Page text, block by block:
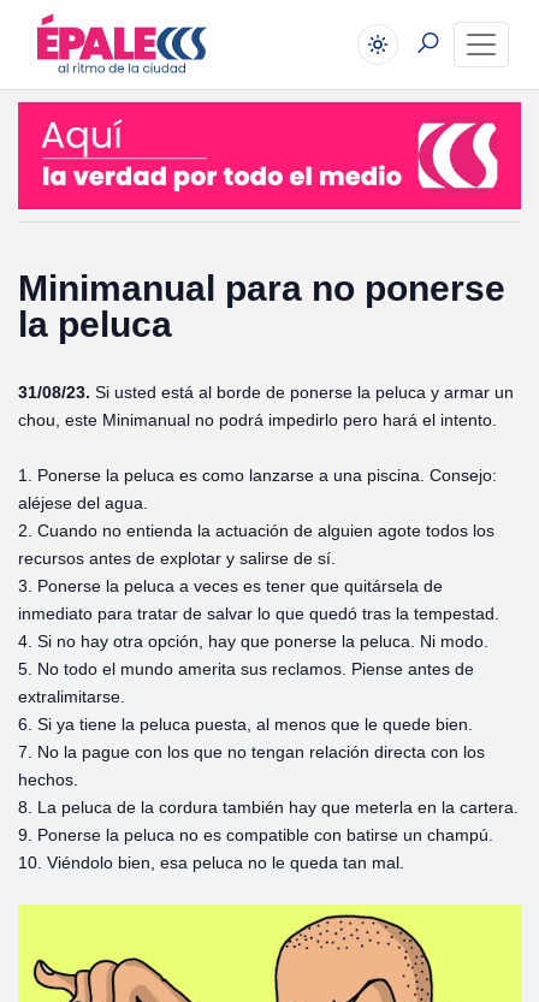
Minimanual para no ponerse
la peluca
31/08/23. Si usted está al borde de ponerse la peluca y armar un
chou, este Minimanual no podrá impedirlo pero hará el intento.
1. Ponerse la peluca es como lanzarse a una piscina. Consejo:
aléjese del agua.
2. Cuando no entienda la actuación de alguien agote todos los
recursos antes de explotar y salirse de sí.
3. Ponerse la peluca a veces es tener que quitársela de
inmediato para tratar de salvar lo que quedó tras la tempestad.
4. Si no hay otra opción, hay que ponerse la peluca. Ni modo.
5. No todo el mundo amerita sus reclamos. Piense antes de
extralimitarse.
6. Si ya tiene la peluca puesta, al menos que le quede bien.
7. No la pague con los que no tengan relación directa con los
hechos.
8. La peluca de la cordura también hay que meterla en la cartera.
9. Ponerse la peluca no es compatible con batirse un champú.
10. Viéndolo bien, esa peluca no le queda tan mal.